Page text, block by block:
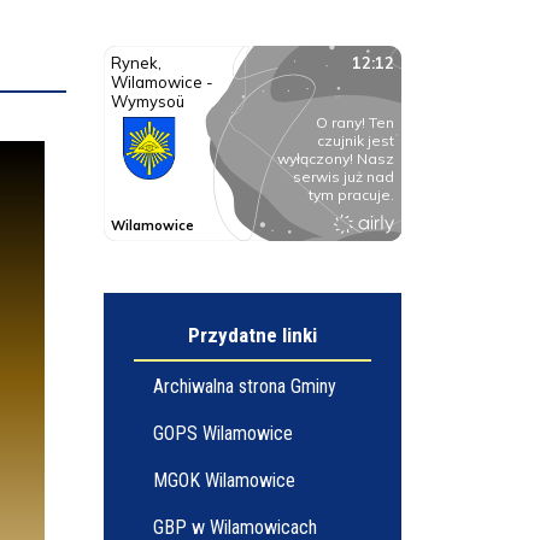
Przydatne linki
Archiwalna strona Gminy
GOPS Wilamowice
MGOK Wilamowice
GBP w Wilamowicach